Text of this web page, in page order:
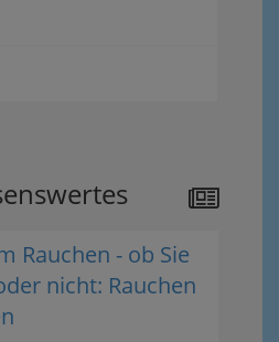
Rauchen - ob Sie
nicht: Rauchen